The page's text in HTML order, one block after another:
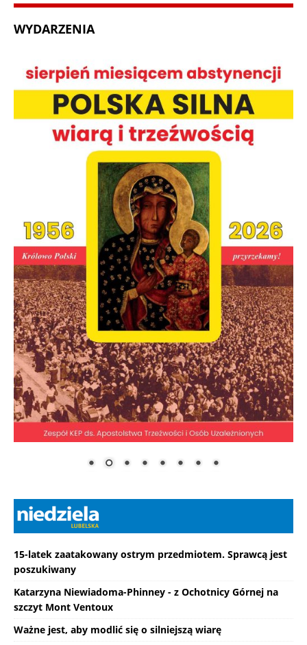
WYDARZENIA
15-latek zaatakowany ostrym przedmiotem. Sprawcą jest
poszukiwany
Katarzyna Niewiadoma-Phinney - z Ochotnicy Górnej na
szczyt Mont Ventoux
Ważne jest, aby modlić się o silniejszą wiarę